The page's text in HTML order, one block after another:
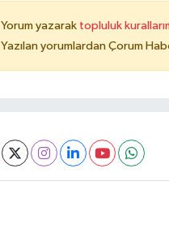
Yorum yazarak topluluk
Yazılan yorumlardan Çorum